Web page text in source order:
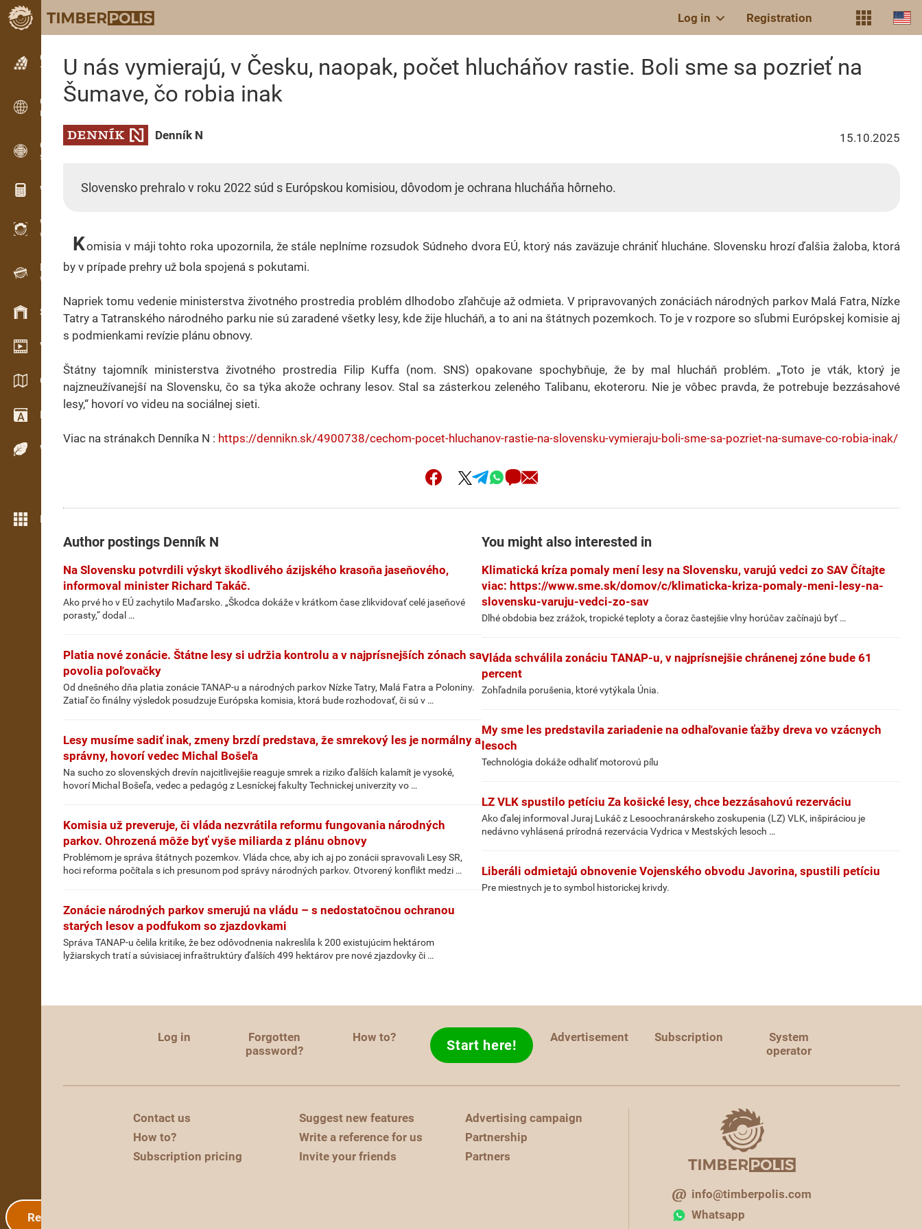
Log in Registration
Classifieds
Text classifieds
Classifieds
International classifieds
OPTI-TIMB
Sawing patterns
Wood calculators
WoodProfi
Wood volume with AI
Recorder
Wood inventory in the field
Stock management
Video showroom
Catalogs / Brochures
Dictionary
Wood Species
More features
Registration
U nás vymierajú, v Česku, naopak, počet hlucháňov rastie. Boli sme sa pozrieť na
Šumave, čo robia inak
Denník N 15.10.2025
Slovensko prehralo v roku 2022 súd s Európskou komisiou, dôvodom je ochrana hlucháňa hôrneho.
Komisia v máji tohto roka upozornila, že stále neplníme rozsudok Súdneho dvora EÚ, ktorý nás zaväzuje chrániť hlucháne. Slovensku hrozí ďalšia žaloba, ktorá
by v prípade prehry už bola spojená s pokutami.
Napriek tomu vedenie ministerstva životného prostredia problém dlhodobo zľahčuje až odmieta. V pripravovaných zonáciách národných parkov Malá Fatra, Nízke
Tatry a Tatranského národného parku nie sú zaradené všetky lesy, kde žije hlucháň, a to ani na štátnych pozemkoch. To je v rozpore so sľubmi Európskej komisie aj
s podmienkami revízie plánu obnovy.
Štátny tajomník ministerstva životného prostredia Filip Kuffa (nom. SNS) opakovane spochybňuje, že by mal hlucháň problém. „Toto je vták, ktorý je
najzneužívanejší na Slovensku, čo sa týka akože ochrany lesov. Stal sa zásterkou zeleného Talibanu, ekoteroru. Nie je vôbec pravda, že potrebuje bezzásahové
lesy,“ hovorí vo videu na sociálnej sieti.
Viac na stránakch Denníka N : https://dennikn.sk/4900738/cechom-pocet-hluchanov-rastie-na-slovensku-vymieraju-boli-sme-sa-pozriet-na-sumave-co-robia-inak/
Author postings Denník N
Na Slovensku potvrdili výskyt škodlivého ázijského krasoňa jaseňového,
informoval minister Richard Takáč.
Ako prvé ho v EÚ zachytilo Maďarsko. „Škodca dokáže v krátkom čase zlikvidovať celé jaseňové
porasty,“ dodal …
Platia nové zonácie. Štátne lesy si udržia kontrolu a v najprísnejších zónach sa
povolia poľovačky
Od dnešného dňa platia zonácie TANAP-u a národných parkov Nízke Tatry, Malá Fatra a Poloniny.
Zatiaľ čo finálny výsledok posudzuje Európska komisia, ktorá bude rozhodovať, či sú v …
Lesy musíme sadiť inak, zmeny brzdí predstava, že smrekový les je normálny a
správny, hovorí vedec Michal Bošeľa
Na sucho zo slovenských drevín najcitlivejšie reaguje smrek a riziko ďalších kalamít je vysoké,
hovorí Michal Bošeľa, vedec a pedagóg z Lesníckej fakulty Technickej univerzity vo …
Komisia už preveruje, či vláda nezvrátila reformu fungovania národných
parkov. Ohrozená môže byť vyše miliarda z plánu obnovy
Problémom je správa štátnych pozemkov. Vláda chce, aby ich aj po zonácii spravovali Lesy SR,
hoci reforma počítala s ich presunom pod správy národných parkov. Otvorený konflikt medzi …
Zonácie národných parkov smerujú na vládu – s nedostatočnou ochranou
starých lesov a podfukom so zjazdovkami
Správa TANAP-u čelila kritike, že bez odôvodnenia nakreslila k 200 existujúcim hektárom
lyžiarskych tratí a súvisiacej infraštruktúry ďalších 499 hektárov pre nové zjazdovky či …
You might also interested in
Klimatická kríza pomaly mení lesy na Slovensku, varujú vedci zo SAV Čítajte
viac: https://www.sme.sk/domov/c/klimaticka-kriza-pomaly-meni-lesy-na-
slovensku-varuju-vedci-zo-sav
Dlhé obdobia bez zrážok, tropické teploty a čoraz častejšie vlny horúčav začínajú byť …
Vláda schválila zonáciu TANAP-u, v najprísnejšie chránenej zóne bude 61
percent
Zohľadnila porušenia, ktoré vytýkala Únia.
My sme les predstavila zariadenie na odhaľovanie ťažby dreva vo vzácnych
lesoch
Technológia dokáže odhaliť motorovú pílu
LZ VLK spustilo petíciu Za košické lesy, chce bezzásahovú rezerváciu
Ako ďalej informoval Juraj Lukáč z Lesoochranárskeho zoskupenia (LZ) VLK, inšpiráciou je
nedávno vyhlásená prírodná rezervácia Vydrica v Mestských lesoch …
Liberáli odmietajú obnovenie Vojenského obvodu Javorina, spustili petíciu
Pre miestnych je to symbol historickej krivdy.
Log in
Forgotten
password?
How to? Start here! Advertisement Subscription
System
operator
Contact us
How to?
Subscription pricing
Suggest new features
Write a reference for us
Invite your friends
Advertising campaign
Partnership
Partners
info@timberpolis.com
Whatsapp